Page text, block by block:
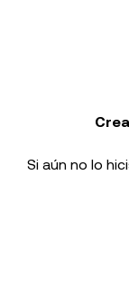
Si aún no lo